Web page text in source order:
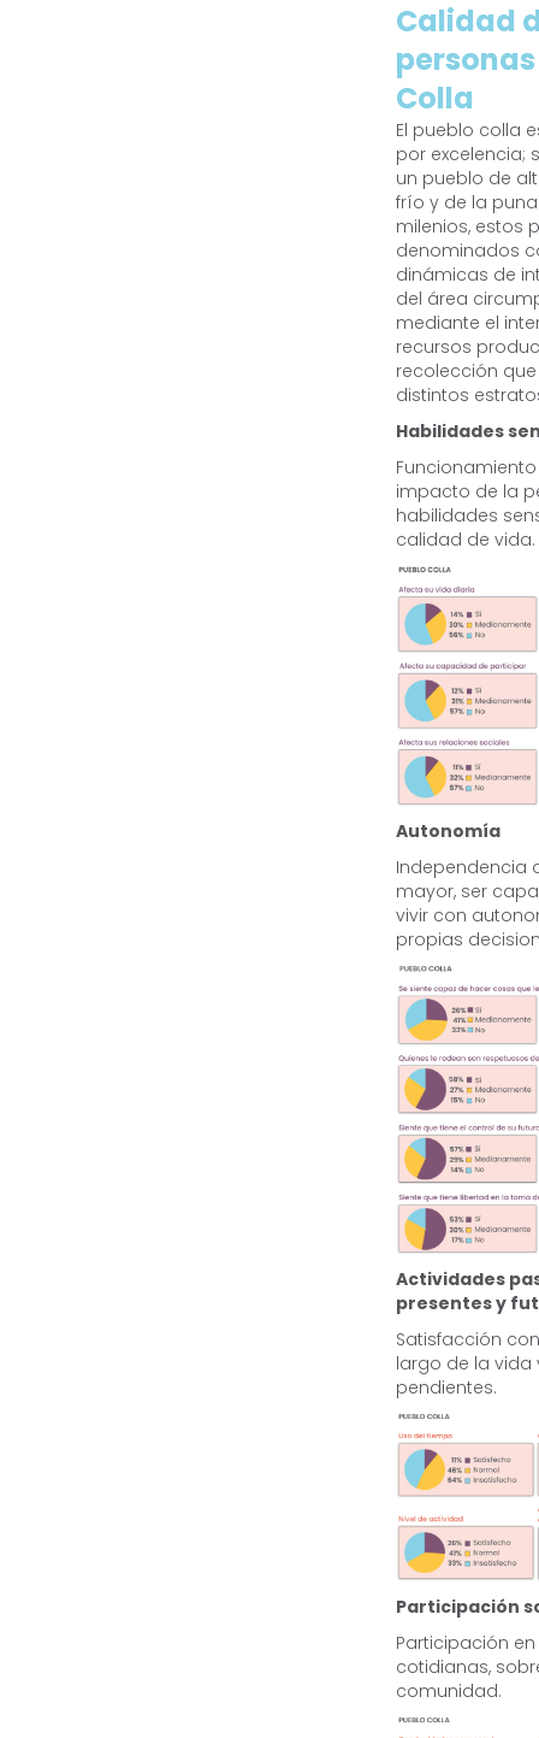
Calidad
Colla
El pueblo colla
por excelencia;
un pueblo de
frío y de la
milenios, estos
denominados
dinámicas de
del área
mediante el
recursos
recolección
distintos
Habilidades
impacto de la
habilidades
calidad de vida.
Autonomía
Independencia
mayor, ser
vivir con
propias
Actividades
presentes y
Satisfacción
largo de la vida
pendientes.
Participación
Participación
cotidianas,
comunidad.